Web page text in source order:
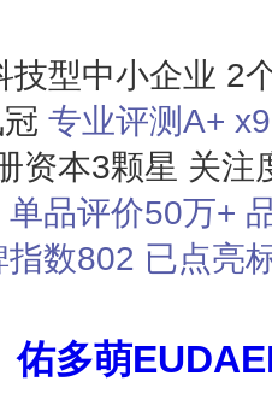
技型中小企业 2
专业评测A+
资本3颗星 关注
单品评价50万+
指数802 已点亮
佑多萌